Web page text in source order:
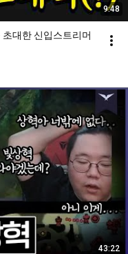
9:48
대한 신입스트리머
43:22